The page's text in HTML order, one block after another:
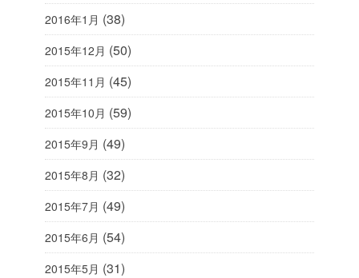
2016年1月 (38)
2015年12月 (50)
2015年11月 (45)
2015年10月 (59)
2015年9月 (49)
2015年8月 (32)
2015年7月 (49)
2015年6月 (54)
2015年5月 (31)